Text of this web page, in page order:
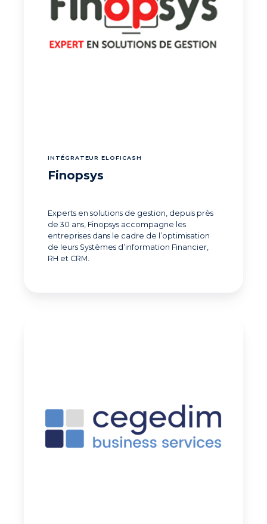
INTÉGRATEUR ELOFICASH
Finopsys
Experts en solutions de gestion, depuis près
de 30 ans, Finopsys accompagne les
entreprises dans le cadre de l’optimisation
de leurs Systèmes d’information Financier,
RH et CRM.